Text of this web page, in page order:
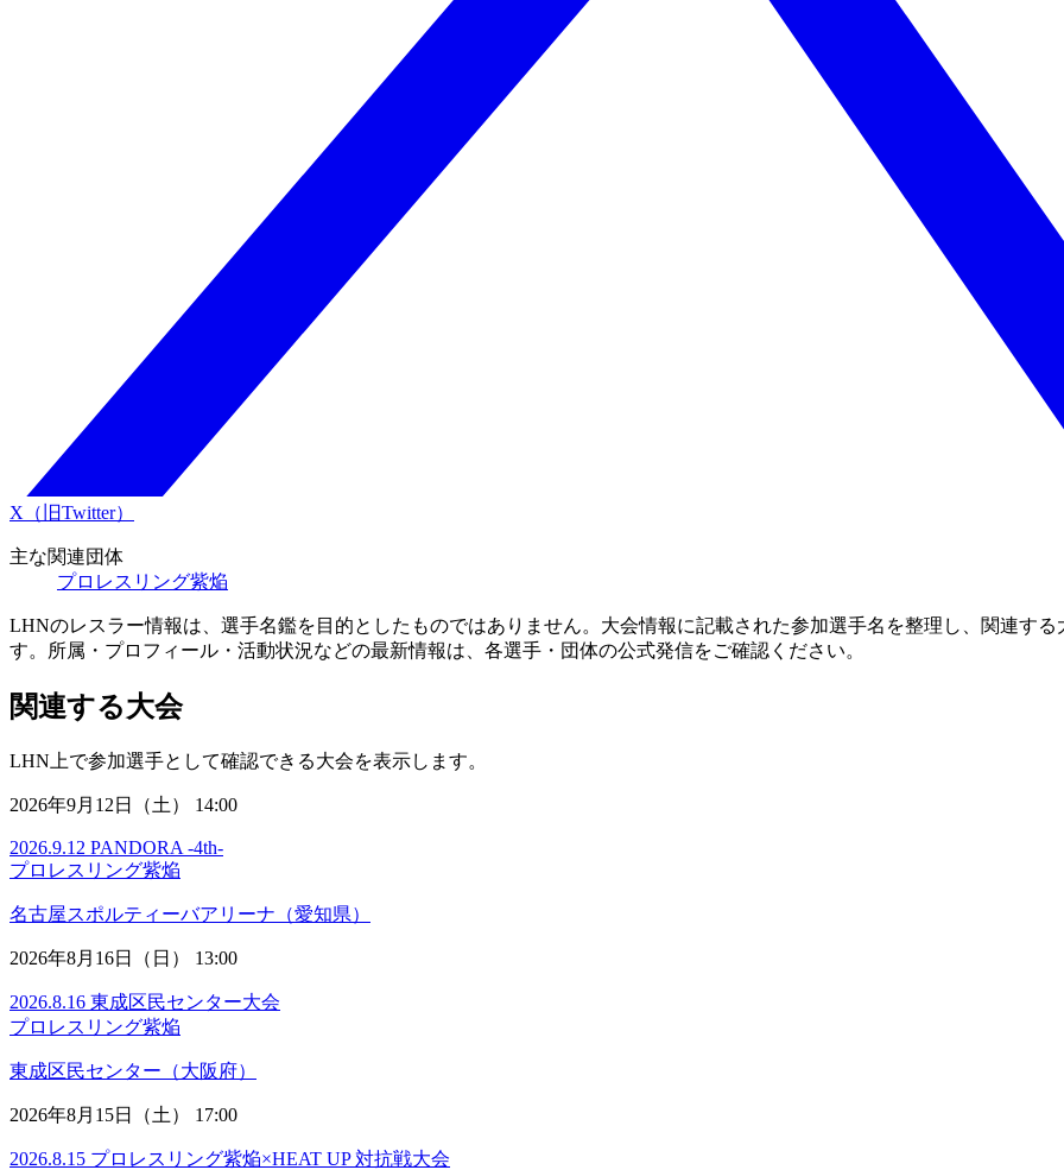
X（旧Twitter）
主な関連団体
プロレスリング紫焔
LHNのレスラー情報は、選手名鑑を目的としたものではありません。大会情報に記載された参加選手名を整理し、関連す
す。所属・プロフィール・活動状況などの最新情報は、各選手・団体の公式発信をご確認ください。
関連する大会
LHN上で参加選手として確認できる大会を表示します。
2026年9月12日（土） 14:00
2026.9.12 PANDORA -4th-
プロレスリング紫焔
名古屋スポルティーバアリーナ（愛知県）
2026年8月16日（日） 13:00
2026.8.16 東成区民センター大会
プロレスリング紫焔
東成区民センター（大阪府）
2026年8月15日（土） 17:00
2026.8.15 プロレスリング紫焔×HEAT UP 対抗戦大会